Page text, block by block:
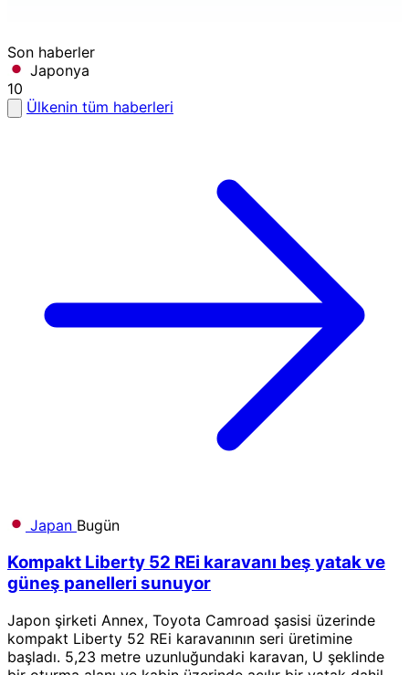
Son haberler
Japonya
10
Ülkenin tüm haberleri
Japan Bugün
Kompakt Liberty 52 REi karavanı beş yatak ve
güneş panelleri sunuyor
Japon şirketi Annex, Toyota Camroad şasisi üzerinde
kompakt Liberty 52 REi karavanının seri üretimine
başladı. 5,23 metre uzunluğundaki karavan, U şeklinde